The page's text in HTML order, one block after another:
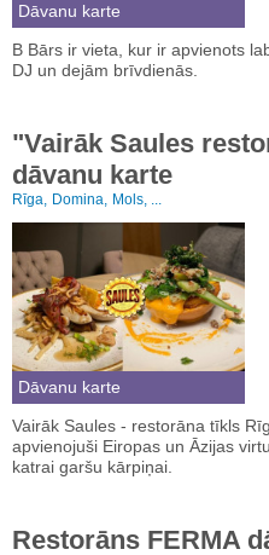
Dāvanu karte
B Bārs ir vieta, kur ir apvienots
DJ un dejām brīvdienās.
"Vairāk Saules
dāvanu karte
Rīga, Domina, Mols, ...
Dāvanu karte
Vairāk Saules - restorāna tīkls
apvienojuši Eiropas un Āzijas
katrai garšu kārpiņai.
Restorāns FERMA